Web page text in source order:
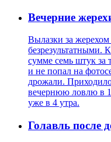
Вечерние
Вылазки за жерехом
безрезультатными.
сумме семь штук за
и не попал на
дрожали.
вечернюю ловлю в
уже в 4 утра.
Голавль после